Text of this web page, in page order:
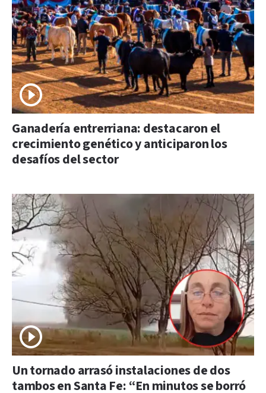
Ganadería entrerriana: destacaron el
crecimiento genético y anticiparon los
desafíos del sector
Un tornado arrasó instalaciones de dos
tambos en Santa Fe: “En minutos se borró